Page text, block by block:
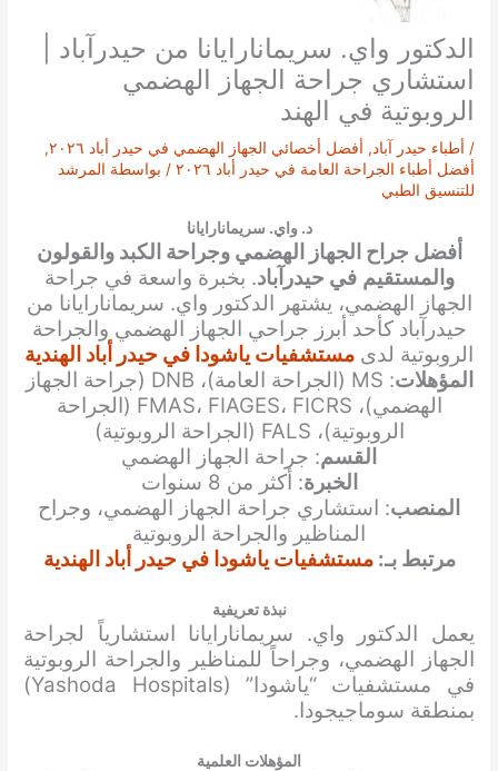
الدكتور واي. سريمانارايانا من حيدرآباد |
استشاري جراحة الجهاز الهضمي
الروبوتية في الهند
/ أطباء حيدر آباد, أفضل أخصائي الجهاز الهضمي في حيدر أباد ٢٠٢٦
,
أفضل أطباء الجراحة العامة في حيدر أباد ٢٠٢٦
/ بواسطة المرشد
للتنسيق الطبي
د. واي. سريمانارايانا
أفضل جراح الجهاز الهضمي وجراحة الكبد والقولون
والمستقيم في حيدرآباد. بخبرة واسعة في جراحة
الجهاز الهضمي، يشتهر الدكتور واي. سريمانارايانا من
حيدرآباد كأحد أبرز جراحي الجهاز الهضمي والجراحة
الروبوتية لدى مستشفيات ياشودا في حيدر أباد الهندية
المؤهلات
: MS (الجراحة العامة)، DNB (جراحة الجهاز
الهضمي)، FMAS، FIAGES، FICRS (الجراحة
الروبوتية)، FALS (الجراحة الروبوتية)
القسم: جراحة الجهاز الهضمي
الخبرة: أكثر من 8 سنوات
المنصب: استشاري جراحة الجهاز الهضمي، وجراح
المناظير والجراحة الروبوتية
مرتبط بـ:مستشفيات ياشودا في حيدر أباد الهندية
نبذة تعريفية
يعمل الدكتور واي. سريمانارايانا استشارياً لجراحة
الجهاز الهضمي، وجراحاً للمناظير والجراحة الروبوتية
في مستشفيات “ياشودا” (Yashoda Hospitals)
بمنطقة سوماجيجودا.
المؤهلات العلمية